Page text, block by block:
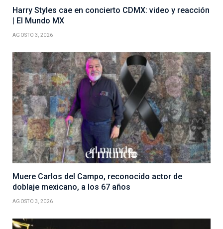
Harry Styles cae en concierto CDMX: video y reacción
| El Mundo MX
AGOSTO 3, 2026
Muere Carlos del Campo, reconocido actor de
doblaje mexicano, a los 67 años
AGOSTO 3, 2026